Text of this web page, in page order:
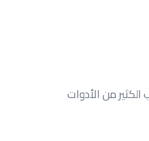
من الأدوات